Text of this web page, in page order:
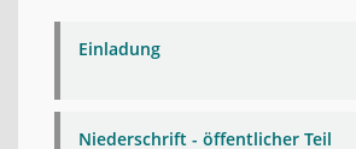
Einladung
Niederschrift - öffentlicher Teil